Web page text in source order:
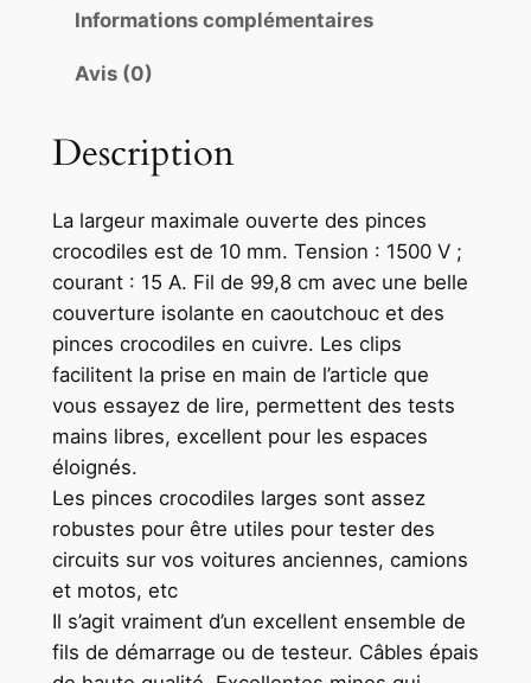
Informations complémentaires
Avis (0)
Description
La largeur maximale ouverte des pinces
crocodiles est de 10 mm. Tension : 1500 V ;
courant : 15 A. Fil de 99,8 cm avec une belle
couverture isolante en caoutchouc et des
pinces crocodiles en cuivre. Les clips
facilitent la prise en main de l’article que
vous essayez de lire, permettent des tests
mains libres, excellent pour les espaces
éloignés.
Les pinces crocodiles larges sont assez
robustes pour être utiles pour tester des
circuits sur vos voitures anciennes, camions
et motos, etc
Il s’agit vraiment d’un excellent ensemble de
fils de démarrage ou de testeur. Câbles épais